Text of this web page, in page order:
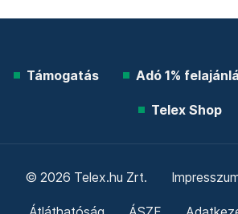
Támogatás Adó 1%
Telex Shop
© 2026 Telex.hu Zrt.